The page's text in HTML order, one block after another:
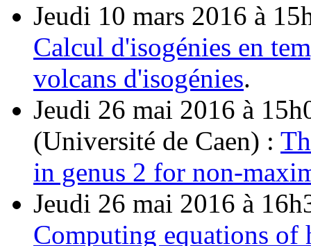
Jeudi 10 mars 2016 à
Calcul d'isogénies en
volcans d'isogénies.
Jeudi 26 mai 2016 à
(Université de Caen) :
in genus 2 for non-
Jeudi 26 mai 2016 à
Computing equations of